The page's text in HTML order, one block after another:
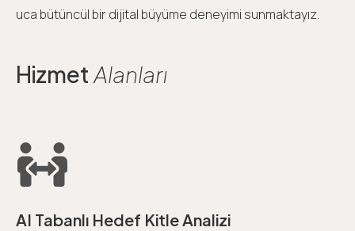
uca bütüncül bir dijital büyüme deneyimi sunmaktayız.
Hizmet Alanları
AI Tabanlı Hedef Kitle Analizi